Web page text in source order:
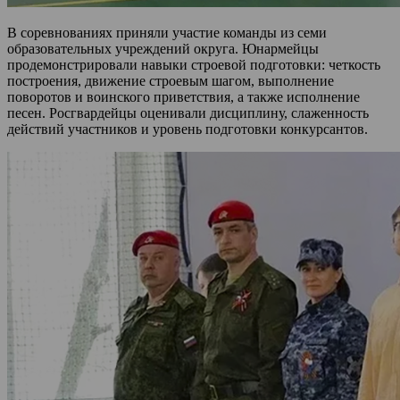
В соревнованиях приняли участие команды из семи
образовательных учреждений округа. Юнармейцы
продемонстрировали навыки строевой подготовки: четкость
построения, движение строевым шагом, выполнение
поворотов и воинского приветствия, а также исполнение
песен. Росгвардейцы оценивали дисциплину, слаженность
действий участников и уровень подготовки конкурсантов.